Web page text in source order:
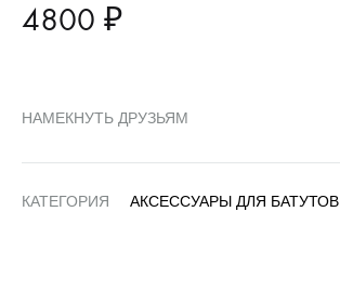
4800 ₽
НАМЕКНУТЬ ДРУЗЬЯМ
КАТЕГОРИЯ АКСЕССУАРЫ ДЛЯ БАТУТОВ